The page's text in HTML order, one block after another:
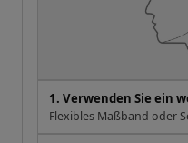
1. Verwenden Sie ein
Flexibles Maßband oder